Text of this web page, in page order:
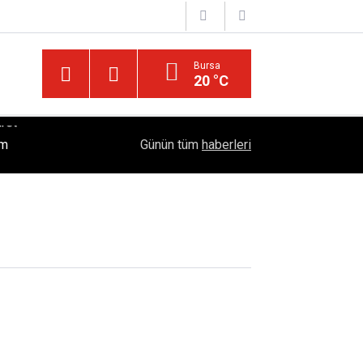
Bursa
20 °C
Öngörüyor?
Günün tüm haberleri